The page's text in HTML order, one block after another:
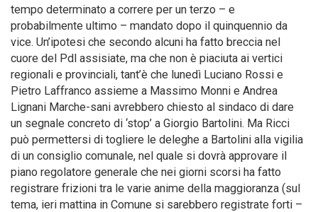
tempo determinato a correre per un terzo – e
probabilmente ultimo – mandato dopo il quinquennio da
vice. Un’ipotesi che secondo alcuni ha fatto breccia nel
cuore del Pdl assisiate, ma che non è piaciuta ai vertici
regionali e provinciali, tant’è che lunedì Luciano Rossi e
Pietro Laffranco assieme a Massimo Monni e Andrea
Lignani Marche-sani avrebbero chiesto al sindaco di dare
un segnale concreto di ‘stop’ a Giorgio Bartolini. Ma Ricci
può permettersi di togliere le deleghe a Bartolini alla vigilia
di un consiglio comunale, nel quale si dovrà approvare il
piano regolatore generale che nei giorni scorsi ha fatto
registrare frizioni tra le varie anime della maggioranza (sul
tema, ieri mattina in Comune si sarebbero registrate forti –